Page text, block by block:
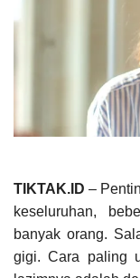
TIKTAK.ID –
keseluruhan,
banyak orang.
gigi. Cara paling